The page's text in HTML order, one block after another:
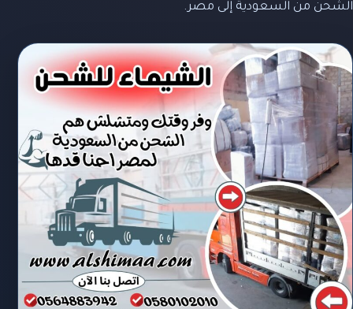
الشحن من السعودية إلى مصر.